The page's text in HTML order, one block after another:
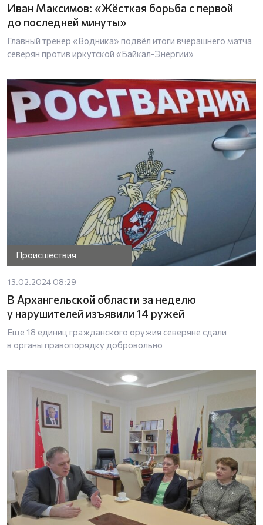
Иван Максимов: «Жёсткая борьба с первой
до последней минуты»
Главный тренер «Водника» подвёл итоги вчерашнего матча
северян против иркутской «Байкал-Энергии»
Происшествия
13.02.2024 08:29
В Архангельской области за неделю
у нарушителей изъявили 14 ружей
Еще 18 единиц гражданского оружия северяне сдали
в органы правопорядку добровольно